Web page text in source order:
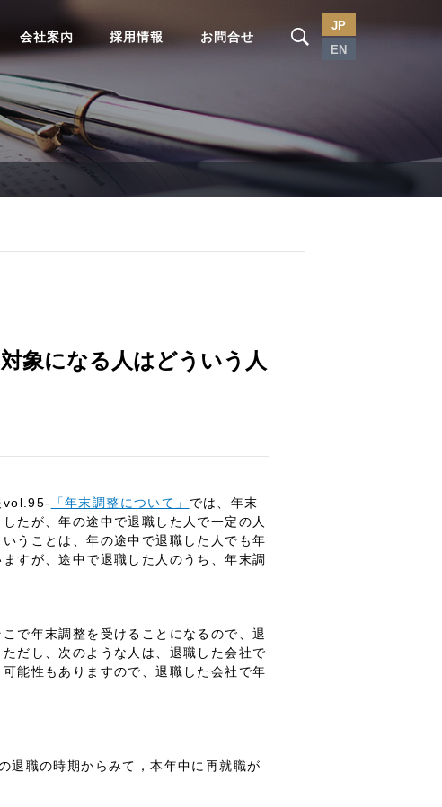
会社案内 採用情報 お問合せ
JP
EN
象になる人はどういう人
vol.95- 「年末調整について」 では、年末
たが、年の途中で退職した人で一定の人
うことは、年の途中で退職した人でも年
すが、途中で退職した人のうち、年末調
で年末調整を受けることになるので、退
だし、次のような人は、退職した会社で
能性もありますので、退職した会社で年
退職の時期からみて，本年中に再就職が